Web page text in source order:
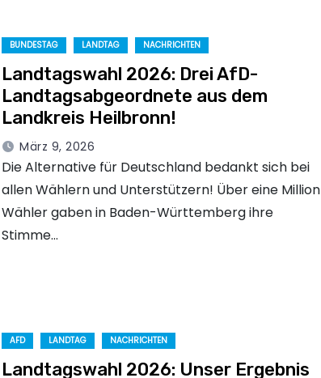
BUNDESTAG LANDTAG NACHRICHTEN
Landtagswahl 2026: Drei AfD-
Landtagsabgeordnete aus dem
Landkreis Heilbronn!
März 9, 2026
Die Alternative für Deutschland bedankt sich bei
allen Wählern und Unterstützern! Über eine Million
Wähler gaben in Baden-Württemberg ihre
Stimme…
AFD LANDTAG NACHRICHTEN
Landtagswahl 2026: Unser Ergebnis